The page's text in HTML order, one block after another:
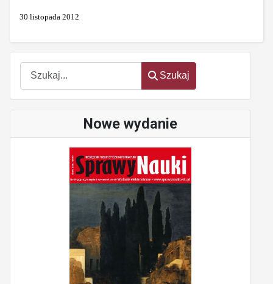
Szukaj
Szukaj
Nowe wydanie
30 listopada 2012